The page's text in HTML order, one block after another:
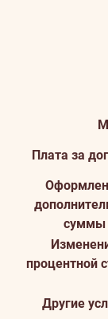
Плата за
суммы
процентной
Другие